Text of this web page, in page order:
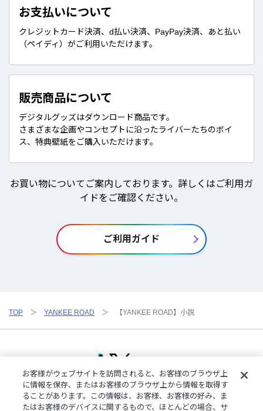
お支払いについて
クレジットカード決済、d払い決済、PayPay決済、あと払い
（ペイディ）がご利用いただけます。
販売商品について
デジタルグッズはダウンロード商品です。
さまざまな企画やコンセプトに沿ったライバーたちのボイ
ス、特典壁紙をご購入いただけます。
お買い物についてご案内しております。詳しくはご利用ガ
イドをご確認ください。
ご利用ガイド
TOP YANKEE ROAD 【YANKEE ROAD】小説
ご利用規約プライバシーポリシー
特定商取引法に基づく表記
お客様がウェブサイトを訪問されると、お客様のブラウザ上
に情報を保存、またはお客様のブラウザ上から情報を取得す
ることがあります。この情報は、お客様、お客様の好み、ま
たはお客様のデバイスに関するもので、ほとんどの場合、サ